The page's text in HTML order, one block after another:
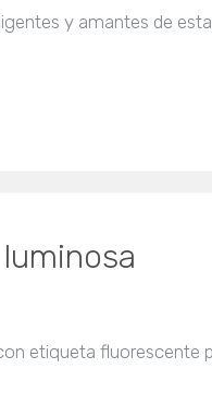
y amantes de
etiqueta fluorescente